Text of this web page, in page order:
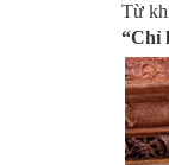
Từ
“Chỉ